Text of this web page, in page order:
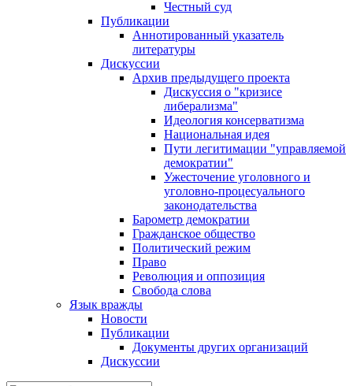
Честный суд
Публикации
Аннотированный указатель
литературы
Дискуссии
Архив предыдущего проекта
Дискуссия о "кризисе
либерализма"
Идеология консерватизма
Национальная идея
Пути легитимации "управляемой
демократии"
Ужесточение уголовного и
уголовно-процесуального
законодательства
Барометр демократии
Гражданское общество
Политический режим
Право
Революция и оппозиция
Свобода слова
Язык вражды
Новости
Публикации
Документы других организаций
Дискуссии